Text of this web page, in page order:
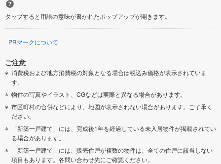
タップすると用語の意味が書かれたポップアップが開きます。
PRマークについて
ご注意
消費税および地方消費税の対象となる場合は税込み価格が表示されていま
す。
物件の写真やイラスト、CGなどは実際と異なる場合があります。
市区町村の合併などにより、地図が表示されない場合があります。ご了承く
ださい。
「新築一戸建て」には、完成後1年を経過している未入居物件が掲載されてい
る場合があります。
「新築一戸建て」には、販売住戸が複数の物件は、全ての住戸に該当しない
項目もあります。各問い合わせ先にご確認ください。